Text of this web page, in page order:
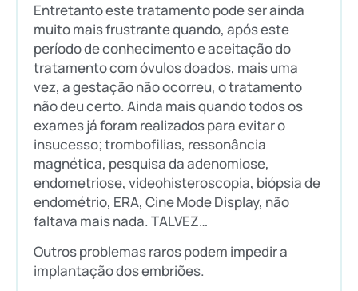
Entretanto este tratamento pode ser ainda
muito mais frustrante quando, após este
período de conhecimento e aceitação do
tratamento com óvulos doados, mais uma
vez, a gestação não ocorreu, o tratamento
não deu certo. Ainda mais quando todos os
exames já foram realizados para evitar o
insucesso; trombofilias, ressonância
magnética, pesquisa da adenomiose,
endometriose, videohisteroscopia, biópsia de
endométrio, ERA, Cine Mode Display, não
faltava mais nada. TALVEZ…
Outros problemas raros podem impedir a
implantação dos embriões.